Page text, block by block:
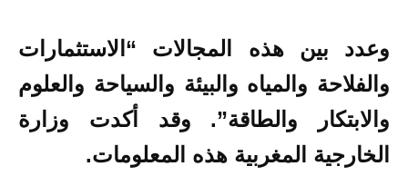
وعدد بين هذه المجالات “الاستثمارات
والفلاحة والمياه والبيئة والسياحة والعلوم
والابتكار والطاقة”. وقد أكدت وزارة
الخارجية المغربية هذه المعلومات.